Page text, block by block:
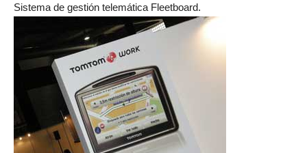
Sistema de gestión telemática Fleetboard.